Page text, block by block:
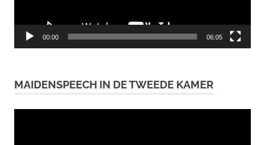
00:00 06:05
MAIDENSPEECH IN DE TWEEDE KAMER